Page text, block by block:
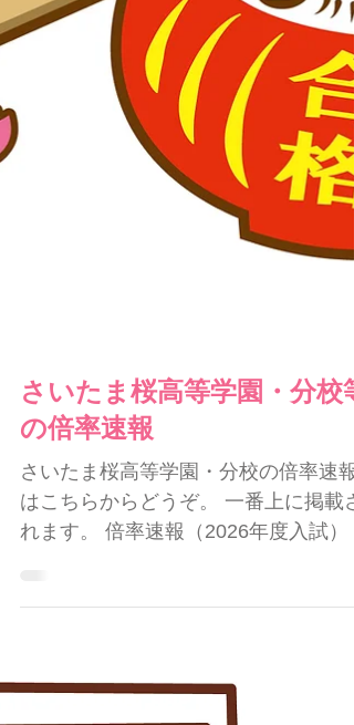
良さなどが少しずつ伝わってきている
ようです。 ★ひまわり特別支援学校★
８名募集の所１９名が受験。倍率は
２．３８倍！ ４年目の受験となる今年
度は、体験等によって広く知られ、高
倍率になったようです。 受験に国語・
数学はありません。 ひまわり特別支援
学校のホームページ １月２１日、２２
さいたま桜高等学園・分校等
の倍率速報
はこちらからどうぞ。 一番上に掲載さ
目 １月 ９日（金）１９時 ② 願